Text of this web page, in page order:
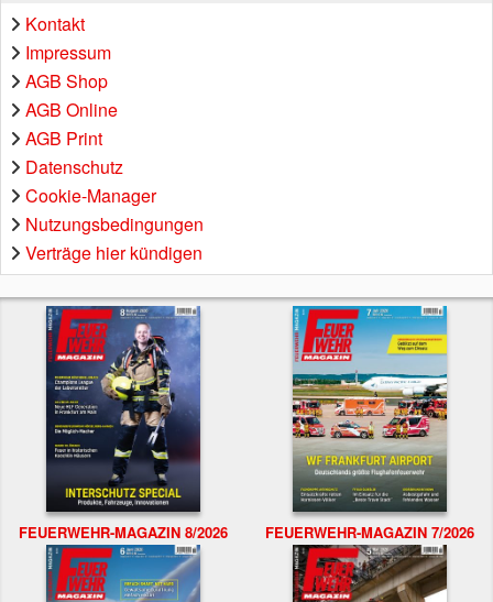
Kontakt
Impressum
AGB Shop
AGB Online
AGB Print
Datenschutz
Cookie-Manager
Nutzungsbedingungen
Verträge hier kündigen
FEUERWEHR-MAGAZIN 8/2026 FEUERWEHR-MAGAZIN 7/2026